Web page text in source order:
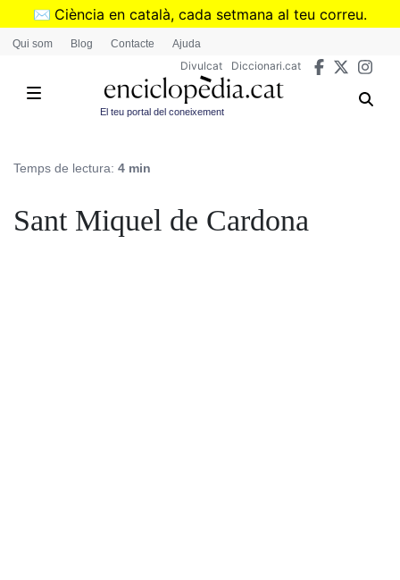
Vés
✉️ Ciència en català, cada setmana al teu correu.
➜Subscriu-te al butlletí de Divulcat
Qui som Blog Contacte Ajuda
Divulcat Diccionari.cat
El teu portal del coneixement
Temps de lectura: 4 min
Sant Miquel de Cardona